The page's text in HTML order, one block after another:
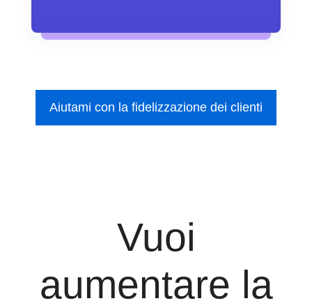
Aiutami con la fidelizzazione dei clienti
Vuoi
aumentare la